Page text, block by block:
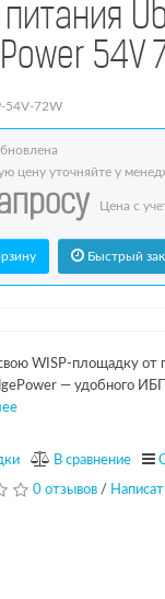
54V
54V-72W
цену уточняйте у
Цена с
Быстрый
WISP-площадку от
— удобного
В сравнение
0 отзывов/